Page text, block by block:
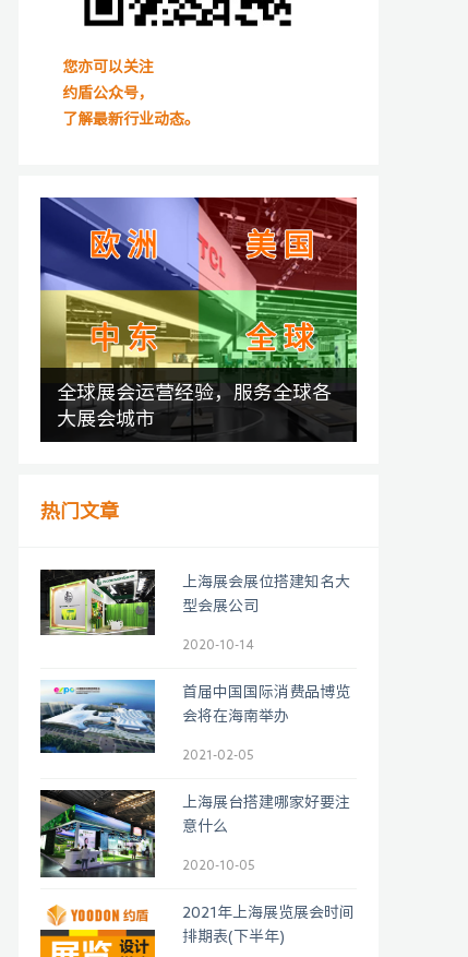
您亦可以关注
约盾公众号，
了解最新行业动态。
全球展会运营经验，服务全球各
大展会城市
热门文章
上海展会展位搭建知名大
型会展公司
2020-10-14
首届中国国际消费品博览
会将在海南举办
2021-02-05
上海展台搭建哪家好要注
意什么
2020-10-05
2021年上海展览展会时间
排期表(下半年)